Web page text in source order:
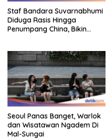
Staf Bandara Suvarnabhumi
Diduga Rasis Hingga
Penumpang China, Bikin
Seoul Panas Banget, Warlok
dan Wisatawan Ngadem Di
Mal-Sungai